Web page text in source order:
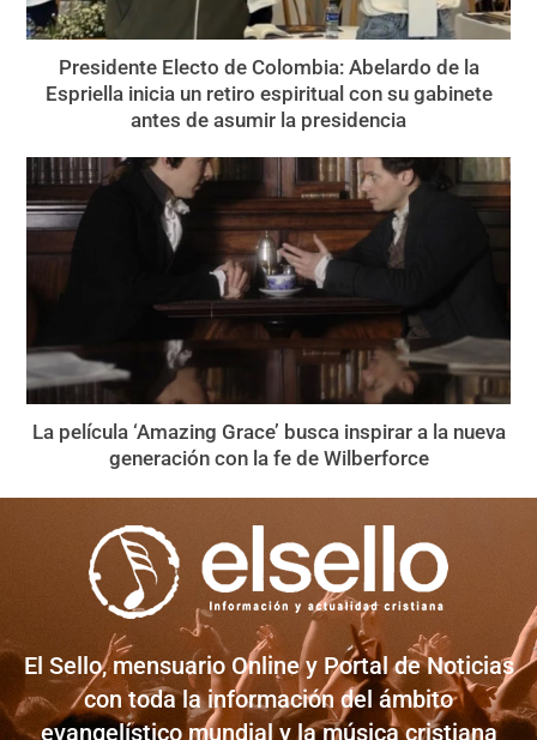
Presidente Electo de Colombia: Abelardo de la
Espriella inicia un retiro espiritual con su gabinete
antes de asumir la presidencia
La película ‘Amazing Grace’ busca inspirar a la nueva
generación con la fe de Wilberforce
El Sello, mensuario Online y Portal de Noticias
con toda la información del ámbito
evangelístico mundial y la música cristiana